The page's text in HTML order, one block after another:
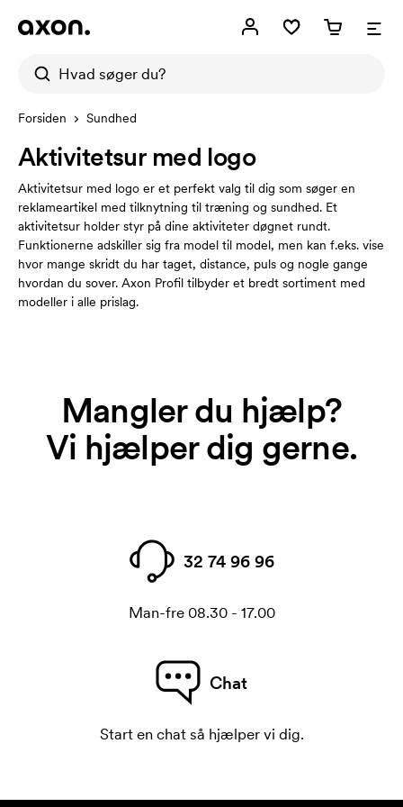
Forsiden Sundhed
Aktivitetsur med logo
Aktivitetsur med logo er et perfekt valg til dig som søger en
reklameartikel med tilknytning til træning og sundhed. Et
aktivitetsur holder styr på dine aktiviteter døgnet rundt.
Funktionerne adskiller sig fra model til model, men kan f.eks. vise
hvor mange skridt du har taget, distance, puls og nogle gange
hvordan du sover. Axon Profil tilbyder et bredt sortiment med
modeller i alle prislag.
Mangler du hjælp?
Vi hjælper dig gerne.
32 74 96 96
Man-fre 08.30 - 17.00
Chat
Start en chat så hjælper vi dig.